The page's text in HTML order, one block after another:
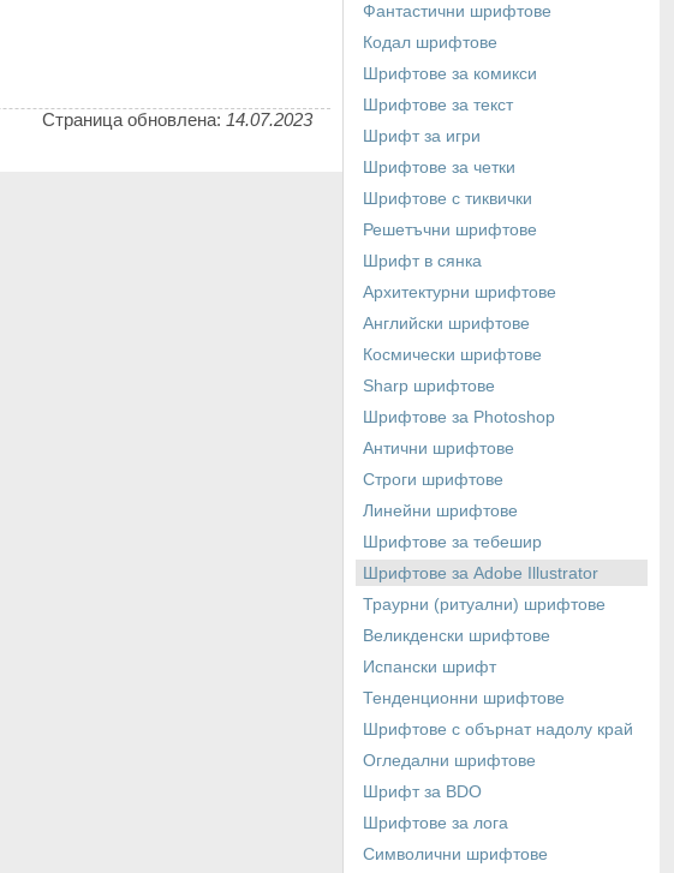
Страница обновлена: 14.07.2023
Фантастични шрифтове
Кодал шрифтове
Шрифтове за комикси
Шрифтове за текст
Шрифт за игри
Шрифтове за четки
Шрифтове с тиквички
Решетъчни шрифтове
Шрифт в сянка
Архитектурни шрифтове
Английски шрифтове
Космически шрифтове
Sharp шрифтове
Шрифтове за Photoshop
Антични шрифтове
Строги шрифтове
Линейни шрифтове
Шрифтове за тебешир
Шрифтове за Adobe Illustrator
Траурни (ритуални) шрифтове
Великденски шрифтове
Испански шрифт
Тенденционни шрифтове
Шрифтове с обърнат надолу край
Огледални шрифтове
Шрифт за BDO
Шрифтове за лога
Символични шрифтове